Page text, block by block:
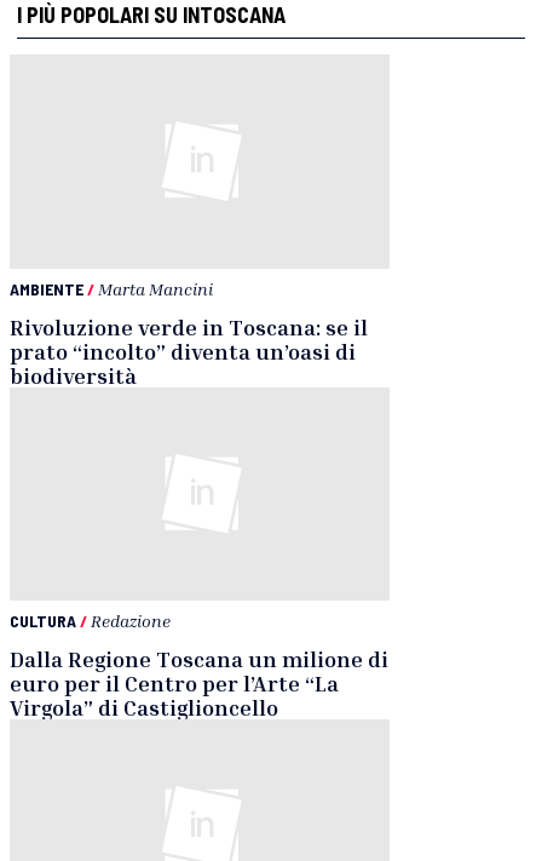
I PIÙ POPOLARI SU INTOSCANA
AMBIENTE/ Marta Mancini
Rivoluzione verde in Toscana: se il
prato “incolto” diventa un’oasi di
biodiversità
CULTURA/ Redazione
Dalla Regione Toscana un milione di
euro per il Centro per l’Arte “La
Virgola” di Castiglioncello